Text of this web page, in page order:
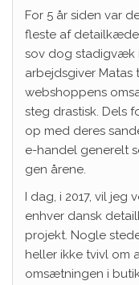
For 5 år siden var
fleste af
sov dog stadigvæk i
arbejdsgiver Matas
webshoppens
steg drastisk. Dels
op med deres
e-handel generelt
gen årene.
I dag, i 2017, vil
enhver dansk
projekt. Nogle
heller ikke tvivl om
omsætningen i